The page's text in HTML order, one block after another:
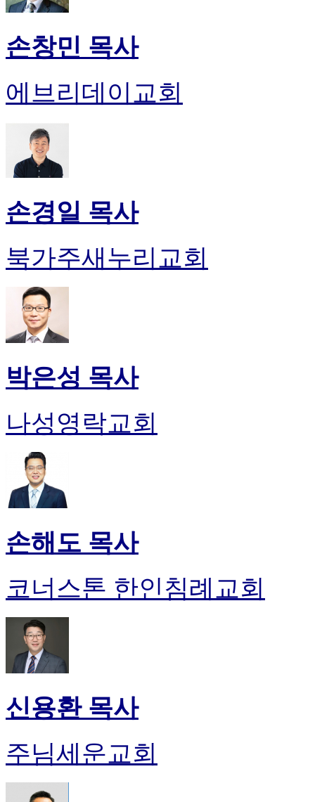
손창민 목사
에브리데이교회
손경일 목사
북가주새누리교회
박은성 목사
나성영락교회
손해도 목사
코너스톤 한인침례교회
신용환 목사
주님세운교회